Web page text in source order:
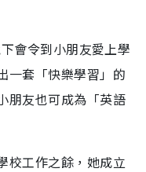
會令到小朋友愛上學
一套「快樂學習」的
朋友也可成為「英語
校工作之餘，她成立